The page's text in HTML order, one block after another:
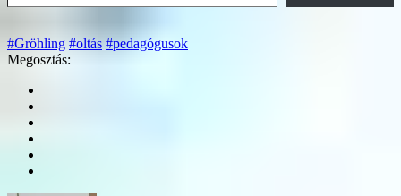
#Gröhling #oltás #pedagógusok
Megosztás: